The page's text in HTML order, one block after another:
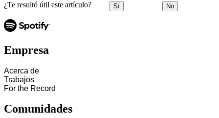
¿Te resultó útil este artículo? Sí No
Empresa
Acerca de
Trabajos
For the Record
Comunidades